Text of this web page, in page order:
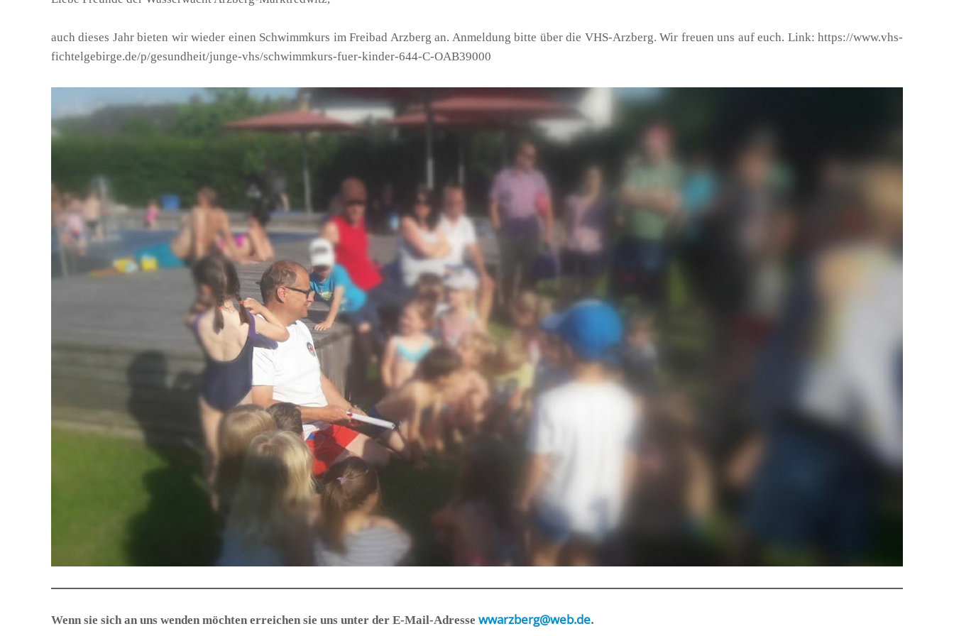
auch dieses Jahr bieten wir wieder einen Schwimmkurs im Freibad Arzberg an. Anmeldung bitte über die VHS-Arzberg. Wir freuen uns auf euch. Link: https://www.vhs-
fichtelgebirge.de/p/gesundheit/junge-vhs/schwimmkurs-fuer-kinder-644-C-OAB39000
Wenn sie sich an uns wen­den möch­ten er­reich­en sie uns un­ter der E-Mail-Adresse wwarzberg@web.de.